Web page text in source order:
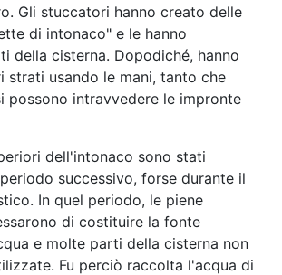
Gli stuccatori hanno creato delle
di intonaco" e le hanno
della cisterna. Dopodiché, hanno
strati usando le mani, tanto che
possono intravvedere le impronte
dell'intonaco sono stati
successivo, forse durante il
In quel periodo, le piene
di costituire la fonte
e molte parti della cisterna non
Fu perciò raccolta l'acqua di